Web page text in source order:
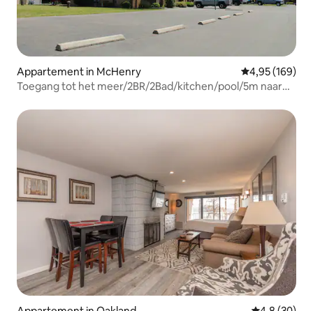
Appartement in McHenry Gemiddelde
4,95 (169)
Toegang tot het meer/2BR/2Bad/kitchen/pool/5m naar